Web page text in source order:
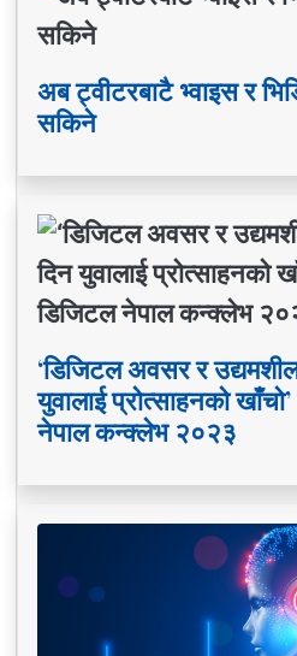
अब ट्वीटरबाटै भ्वाइस र
सकिने
‘डिजिटल अवसर र
युवालाई प्रोत्साहनको
नेपाल कन्क्लेभ २०२३